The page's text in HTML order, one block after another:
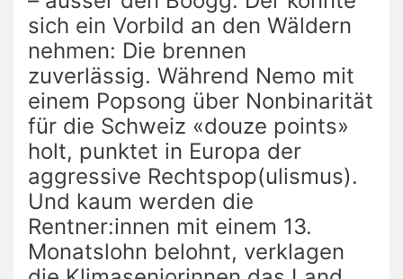
sich ein Vorbild an den Wäldern
nehmen: Die brennen
zuverlässig. Während Nemo mit
einem Popsong über Nonbinarität
für die Schweiz «douze points»
holt, punktet in Europa der
aggressive Rechtspop(ulismus).
Und kaum werden die
Rentner:innen mit einem 13.
Monatslohn belohnt, verklagen